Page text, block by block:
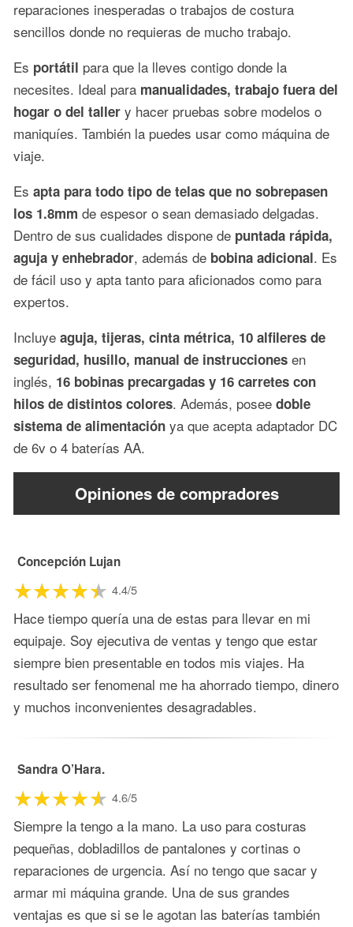
reparaciones inesperadas o trabajos de costura
sencillos donde no requieras de mucho trabajo.
Es portátil para que la lleves contigo donde la
necesites. Ideal para manualidades, trabajo fuera del
hogar o del taller y hacer pruebas sobre modelos o
maniquíes. También la puedes usar como máquina de
viaje.
Es apta para todo tipo de telas que no sobrepasen
los 1.8mm de espesor o sean demasiado delgadas.
Dentro de sus cualidades dispone de puntada rápida,
aguja y enhebrador, además de bobina adicional. Es
de fácil uso y apta tanto para aficionados como para
expertos.
Incluye aguja, tijeras, cinta métrica, 10 alfileres de
seguridad, husillo, manual de instrucciones en
inglés, 16 bobinas precargadas y 16 carretes con
hilos de distintos colores. Además, posee doble
sistema de alimentación ya que acepta adaptador DC
de 6v o 4 baterías AA.
Opiniones de compradores
Concepción Lujan
4.4/5
Hace tiempo quería una de estas para llevar en mi
equipaje. Soy ejecutiva de ventas y tengo que estar
siempre bien presentable en todos mis viajes. Ha
resultado ser fenomenal me ha ahorrado tiempo, dinero
y muchos inconvenientes desagradables.
Sandra O’Hara.
4.6/5
Siempre la tengo a la mano. La uso para costuras
pequeñas, dobladillos de pantalones y cortinas o
reparaciones de urgencia. Así no tengo que sacar y
armar mi máquina grande. Una de sus grandes
ventajas es que si se le agotan las baterías también